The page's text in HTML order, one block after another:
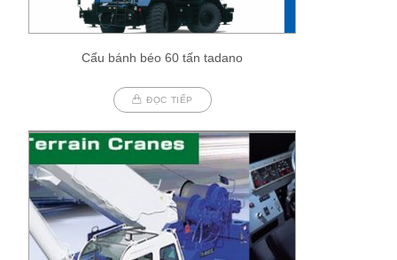
Cẩu bánh béo 60 tấn tadano
ĐỌC TIẾP